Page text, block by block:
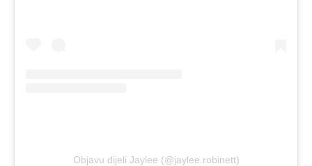
Objavu dijeli Jaylee (@jaylee.robinett)